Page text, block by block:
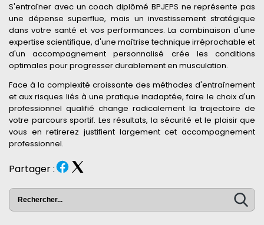
S'entraîner avec un coach diplômé BPJEPS ne représente pas
une dépense superflue, mais un investissement stratégique
dans votre santé et vos performances. La combinaison d'une
expertise scientifique, d'une maîtrise technique irréprochable et
d'un accompagnement personnalisé crée les conditions
optimales pour progresser durablement en musculation.
Face à la complexité croissante des méthodes d'entraînement
et aux risques liés à une pratique inadaptée, faire le choix d'un
professionnel qualifié change radicalement la trajectoire de
votre parcours sportif. Les résultats, la sécurité et le plaisir que
vous en retirerez justifient largement cet accompagnement
professionnel.
Partager :